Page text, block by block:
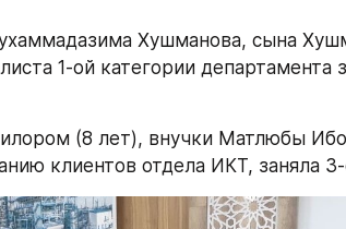
Хушманова, сына
1-ой категории департамента
(8 лет), внучки Матлюбы
клиентов отдела ИКТ, заняла